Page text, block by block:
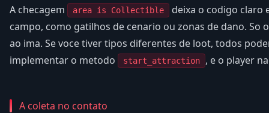
A checagem area is Collectible
deixa o codigo claro
campo, como gatilhos de cenario ou zonas de dano. So
ao ima. Se voce tiver tipos diferentes de loot, todos
implementar o metodo
start_attraction , e o player
A coleta no contato